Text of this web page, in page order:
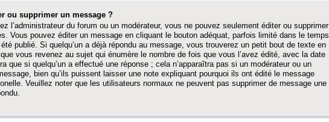
ou supprimer un message ?
l’administrateur du forum ou un modérateur, vous ne pouvez seulement éditer ou supprimer
Vous pouvez éditer un message en cliquant le bouton adéquat, parfois limité dans le temps
publié. Si quelqu’un a déjà répondu au message, vous trouverez un petit bout de texte en
vous revenez au sujet qui énumère le nombre de fois que vous l’avez édité, avec la date
que si quelqu’un a effectué une réponse ; cela n’apparaîtra pas si un modérateur ou un
bien qu’ils puissent laisser une note expliquant pourquoi ils ont édité le message
Veuillez noter que les utilisateurs normaux ne peuvent pas supprimer de message une